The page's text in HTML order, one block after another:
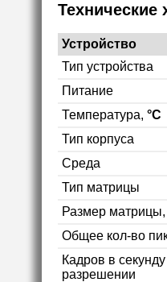
Технические
Устройство
Тип устройства
Питание
Температура, °C
Тип корпуса
Среда
Тип матрицы
Размер
Общее кол-во
Кадров в
разрешении